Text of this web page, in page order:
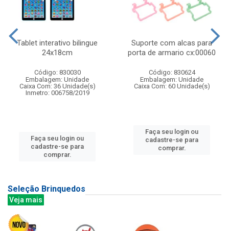
Tablet interativo bilingue
24x18cm
Código: 830030
Embalagem: Unidade
Caixa Com: 36 Unidade(s)
Inmetro: 006758/2019
Faça seu login ou
cadastre-se para
comprar.
Suporte com alcas para
porta de armario cx:00060
Código: 830624
Embalagem: Unidade
Caixa Com: 60 Unidade(s)
Faça seu login ou
cadastre-se para
comprar.
Seleção Brinquedos
Veja mais